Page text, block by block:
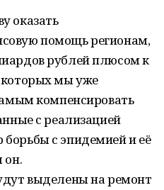
оказать
помощь регионам,
рублей плюсом к
мы уже
компенсировать
с реализацией
с эпидемией и её
он.
выделены на ремонт